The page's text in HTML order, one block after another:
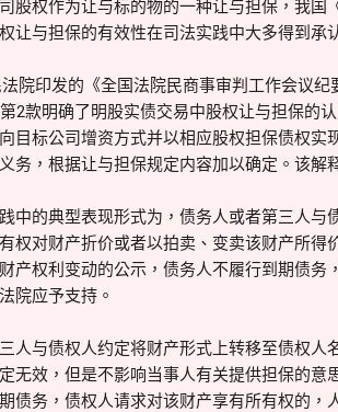
股权作为让与标的物的一种让与担保，我
让与担保的有效性在司法实践中大多得到承
院印发的《全国法院民商事审判工作会议
2款明确了明股实债交易中股权让与担保的
目标公司增资方式并以相应股权担保债权
务，根据让与担保规定内容加以确定。该解
中的典型表现形式为，债务人或者第三人
权对财产折价或者以拍卖、变卖该财产所得
产权利变动的公示，债务人不履行到期债
院应予支持。
人与债权人约定将财产形式上转移至债权
无效，但是不影响当事人有关提供担保的
债务，债权人请求对该财产享有所有权的